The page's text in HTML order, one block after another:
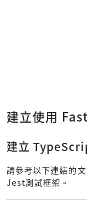
建立使用
建立
請參考以下連結的
Jest測試框架。